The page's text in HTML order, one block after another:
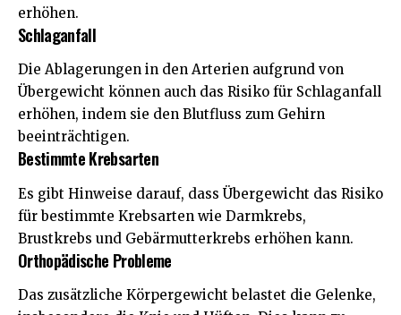
erhöhen.
Schlaganfall
Die Ablagerungen in den Arterien aufgrund von
Übergewicht können auch das Risiko für Schlaganfall
erhöhen, indem sie den Blutfluss zum Gehirn
beeinträchtigen.
Bestimmte Krebsarten
Es gibt Hinweise darauf, dass Übergewicht das Risiko
für bestimmte Krebsarten wie Darmkrebs,
Brustkrebs und Gebärmutterkrebs erhöhen kann.
Orthopädische Probleme
Das zusätzliche Körpergewicht belastet die Gelenke,